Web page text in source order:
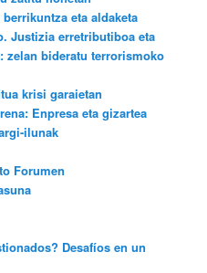
eta aldaketa
Justizia erretributiboa eta
zelan bideratu terrorismoko
krisi garaietan
Enpresa eta gizartea
ilunak
Forumen
Desafíos en un